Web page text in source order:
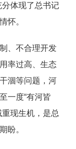
体现了总书记
怀。
、不合理开发
率过高、生态
涸等问题，河
一度“有河皆
现生机，是总
盼。